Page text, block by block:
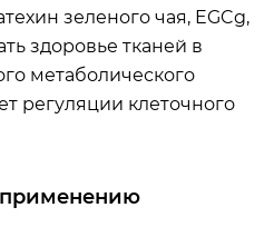
зеленого чая, EGCg,
здоровье тканей в
метаболического
регуляции клеточного